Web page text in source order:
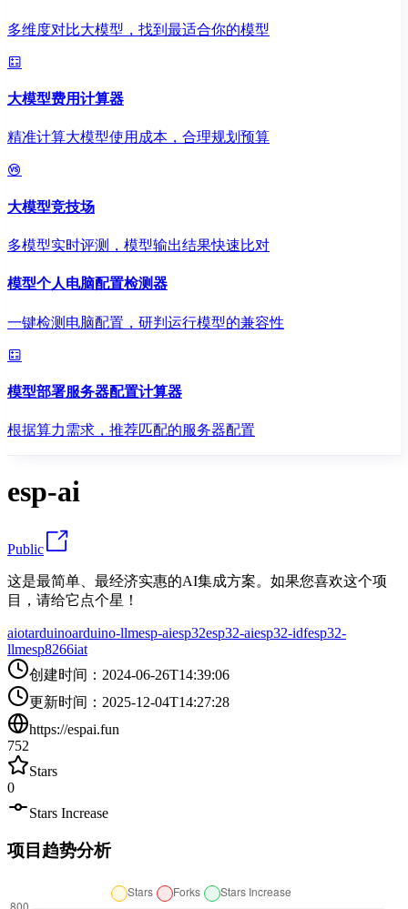
多维度对比大模型，找到最适合你的模型
大模型费用计算器
精准计算大模型使用成本，合理规划预算
大模型竞技场
多模型实时评测，模型输出结果快速比对
模型个人电脑配置检测器
一键检测电脑配置，研判运行模型的兼容性
模型部署服务器配置计算器
根据算力需求，推荐匹配的服务器配置
esp-ai
Public
这是最简单、最经济实惠的AI集成方案。如果您喜欢这个项
目，请给它点个星！
aiotarduinoarduino-llmesp-aiesp32esp32-aiesp32-idfesp32-
llmesp8266iat
创建时间 ： 2024-06-26T14:39:06
更新时间 ： 2025-12-04T14:27:28
https://espai.fun
752
Stars
0
Stars Increase
项目趋势分析